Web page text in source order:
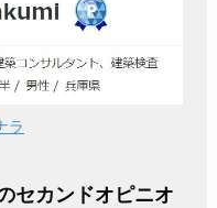
ラ
セカンドオピニオ